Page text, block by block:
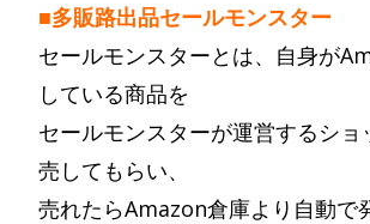
■多販路出品セールモンスター
セールモンスターとは、自身が
している商品を
セールモンスターが運営するショ
売してもらい、
売れたらAmazon倉庫より自動で